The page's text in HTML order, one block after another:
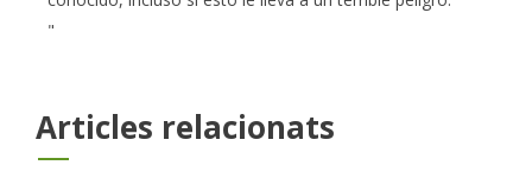
"
Articles relacionats